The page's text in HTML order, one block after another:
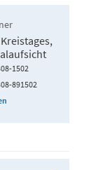
1502
891502